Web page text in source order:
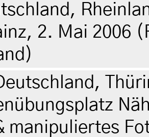
2. Mai 2006
manipuliertes